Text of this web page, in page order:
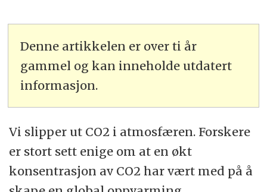
Denne artikkelen er over ti år
gammel og kan inneholde utdatert
informasjon.
Vi slipper ut CO2 i atmosfæren. Forskere
er stort sett enige om at en økt
konsentrasjon av CO2 har vært med på å